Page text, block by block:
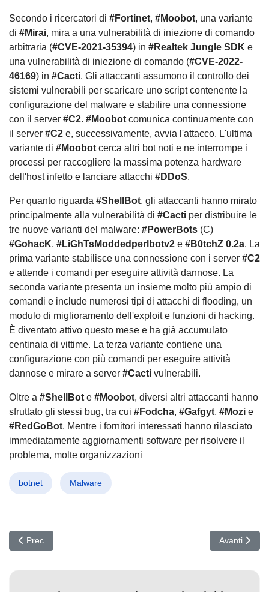
Secondo i ricercatori di #Fortinet, #Moobot, una variante
di #Mirai, mira a una vulnerabilità di iniezione di comando
arbitraria (#CVE-2021-35394) in #Realtek Jungle SDK e
una vulnerabilità di iniezione di comando (#CVE-2022-
46169) in #Cacti. Gli attaccanti assumono il controllo dei
sistemi vulnerabili per scaricare uno script contenente la
configurazione del malware e stabilire una connessione
con il server #C2. #Moobot comunica continuamente con
il server #C2 e, successivamente, avvia l'attacco. L'ultima
variante di #Moobot cerca altri bot noti e ne interrompe i
processi per raccogliere la massima potenza hardware
dell'host infetto e lanciare attacchi #DDoS.
Per quanto riguarda #ShellBot, gli attaccanti hanno mirato
principalmente alla vulnerabilità di #Cacti per distribuire le
tre nuove varianti del malware: #PowerBots (C)
#GohacK, #LiGhTsModdedperlbotv2 e #B0tchZ 0.2a. La
prima variante stabilisce una connessione con i server #C2
e attende i comandi per eseguire attività dannose. La
seconda variante presenta un insieme molto più ampio di
comandi e include numerosi tipi di attacchi di flooding, un
modulo di miglioramento dell'exploit e funzioni di hacking.
È diventato attivo questo mese e ha già accumulato
centinaia di vittime. La terza variante contiene una
configurazione con più comandi per eseguire attività
dannose e mirare a server #Cacti vulnerabili.
Oltre a #ShellBot e #Moobot, diversi altri attaccanti hanno
sfruttato gli stessi bug, tra cui #Fodcha, #Gafgyt, #Mozi e
#RedGoBot. Mentre i fornitori interessati hanno rilasciato
immediatamente aggiornamenti software per risolvere il
problema, molte organizzazioni
botnet Malware
Articolo precedente: #Lazarus: il gruppo dietro l'attacco supply
Prec Articolo
Avanti